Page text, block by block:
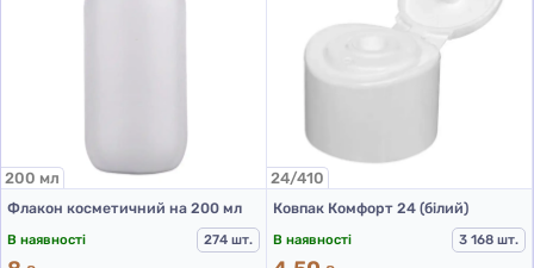
200 мл
Флакон косметичний на 200 мл
В наявності
274 шт.
24/410
Ковпак Комфорт 24 (білий)
В наявності
3 168 шт.